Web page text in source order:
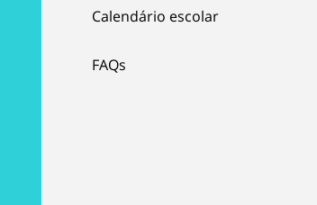
Calendário escolar
FAQs